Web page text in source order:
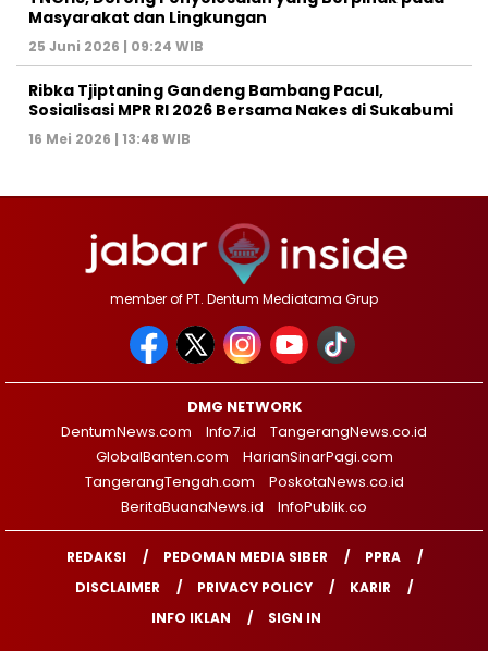
Masyarakat dan Lingkungan‎
25 Juni 2026 | 09:24 WIB
Ribka Tjiptaning Gandeng Bambang Pacul,
Sosialisasi MPR RI 2026 Bersama Nakes di Sukabumi
16 Mei 2026 | 13:48 WIB
member of PT. Dentum Mediatama Grup
DMG NETWORK
DentumNews.com
Info7.id
TangerangNews.co.id
GlobalBanten.com
HarianSinarPagi.com
TangerangTengah.com
PoskotaNews.co.id
BeritaBuanaNews.id
InfoPublik.co
REDAKSI PEDOMAN MEDIA SIBER
PPRA
DISCLAIMER
PRIVACY POLICY
KARIR
INFO IKLAN
SIGN IN